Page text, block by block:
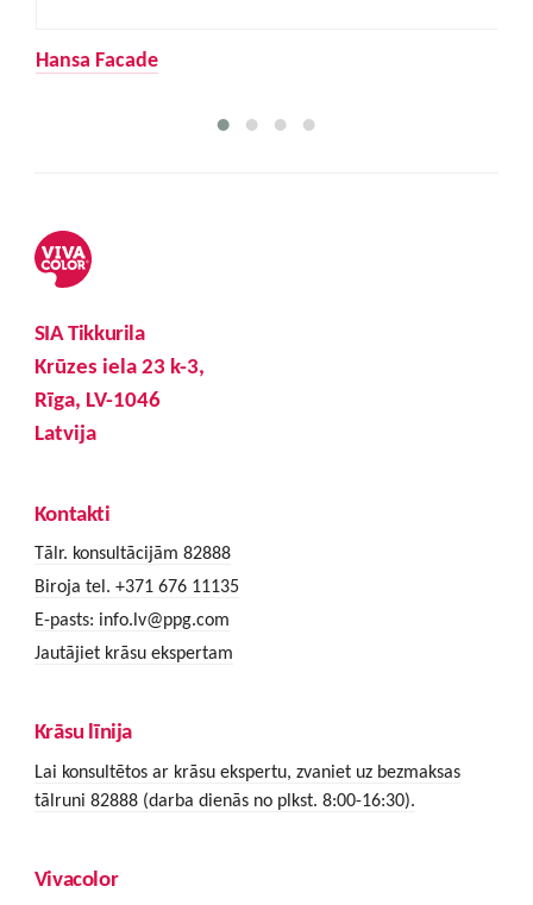
Hansa Facade
SIA Tikkurila
Krūzes iela 23 k-3,
Rīga, LV-1046
Latvija
Kontakti
Tālr. konsultācijām 82888
Biroja tel. +371 676 11135
E-pasts: info.lv@ppg.com
Jautājiet krāsu ekspertam
Krāsu līnija
Lai konsultētos ar krāsu ekspertu, zvaniet uz bezmaksas
tālruni 82888 (darba dienās no plkst. 8:00-16:30).
Vivacolor